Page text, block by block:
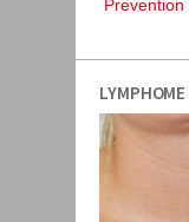
LYMPHOME